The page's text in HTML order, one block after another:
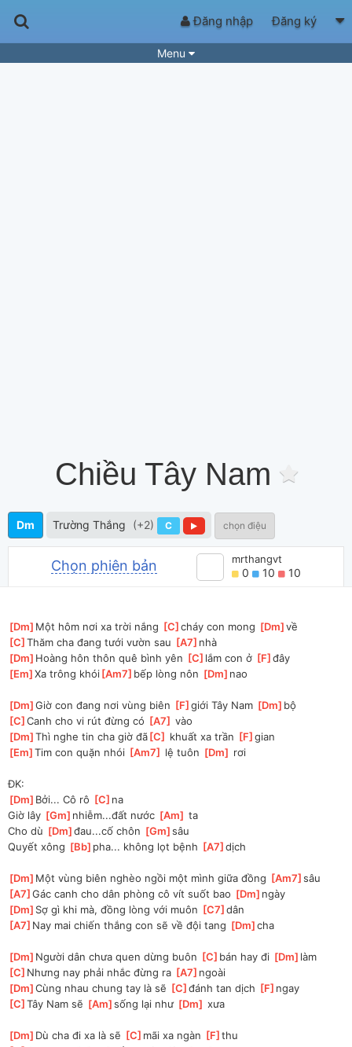
Đăng nhập Đăng ký
Menu
Chiều Tây Nam
Dm Trường Thắng (+2) C chọn điệu
Chọn phiên bản mrthangvt
0 10 10
[Dm ]Một hôm nơi xa trời nắng [C ]
cháy con mong [Dm ]
về
[C ]
Thăm cha đang tưới vườn sau [A7 ]nhà
[Dm ]Hoàng hôn thôn quê bình yên [C ]lắm con ở [F ]
đây
[Em ]
Xa trông khói[Am7 ]bếp lòng nôn [Dm ]nao
[Dm ]
Giờ con đang nơi vùng biên [F ]
giới Tây Nam [Dm ]bộ
[C ]
Canh cho vi rút đừng có [A7 ] vào
[Dm ]
Thì nghe tin cha giờ đã[C khuất xa trần [F ]
gian
[Em ]
Tim con quặn nhói [Am7 lệ tuôn [Dm rơi
ĐK:
[Dm ]Bởi... Cô rô [C ]na
Giờ lây [Gm ]nhiễm...đất nước [Am ] ta
Cho dù [Dm ]
đau...cố chôn [Gm ]
sâu
Quyết xông [Bb ]pha... không lọt bệnh [A7 ]
dịch
[Dm ]Một vùng biên nghèo ngồi một mình giữa đồng [Am7 ]
sâu
[A7 ]
Gác canh cho dân phòng cô vít suốt bao [Dm ]ngày
[Dm ]Sợ gì khi mà, đồng lòng với muôn [C7 ]
dân
[A7 ]Nay mai chiến thắng con sẽ về đội tang [Dm ]
cha
[Dm ]Người dân chưa quen dừng buôn [C ]bán hay đi [Dm ]làm
[C ]Nhưng nay phải nhắc đừng ra [A7 ]ngoài
[Dm ]
Cùng nhau chung tay là sẽ [C ]
đánh tan dịch [F ]ngay
[C ]
Tây Nam sẽ [Am ]
sống lại như [Dm ] xưa
[Dm ]Dù cha đi xa là sẽ [C ]mãi xa ngàn [F ]thu